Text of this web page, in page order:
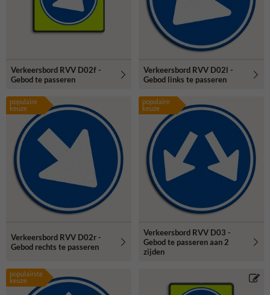
Verkeersbord RVV D02f -
Gebod te passeren
Verkeersbord RVV D02l -
Gebod links te passeren
populaire
keuze
Verkeersbord RVV D02r -
Gebod rechts te passeren
populaire
keuze
Verkeersbord RVV D03 -
Gebod te passeren aan 2
zijden
populairste
keuze